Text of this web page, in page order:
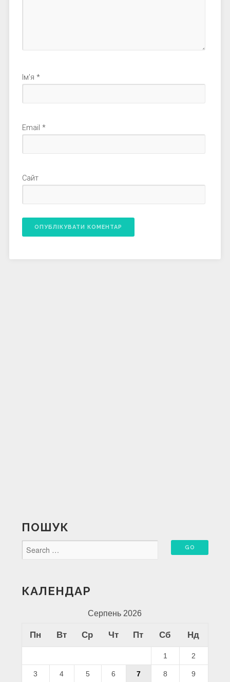
Ім'я *
Email *
Сайт
ПОШУК
КАЛЕНДАР
Серпень 2026
Пн Вт Ср Чт Пт Сб Нд
1 2
3 4 5 6 7 8 9